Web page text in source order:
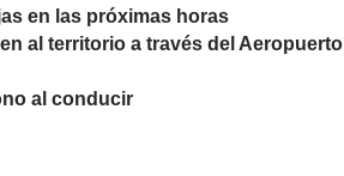
en las próximas horas
al territorio a través del Aeropuerto
al conducir